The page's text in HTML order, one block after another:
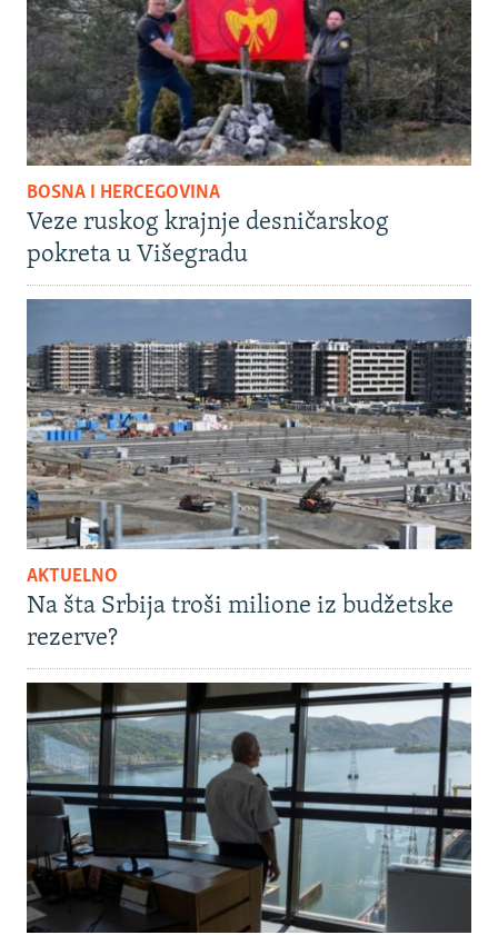
BOSNA I HERCEGOVINA
Veze ruskog krajnje desničarskog
pokreta u Višegradu
AKTUELNO
Na šta Srbija troši milione iz budžetske
rezerve?